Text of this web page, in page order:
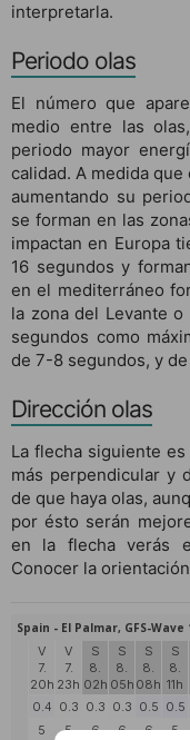
interpretarla.
Periodo olas
El número que
medio entre las
periodo mayor
calidad. A medida
aumentando su
se forman en las
impactan en Europa
16 segundos y
en el mediterráneo
la zona del Levante
segundos como
de 7-8 segundos, y
Dirección olas
La flecha siguiente es
más perpendicular y
de que haya olas,
por ésto serán
en la flecha verás
Conocer la